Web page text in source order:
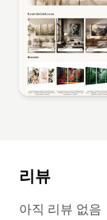
리뷰
아직 리뷰 없음